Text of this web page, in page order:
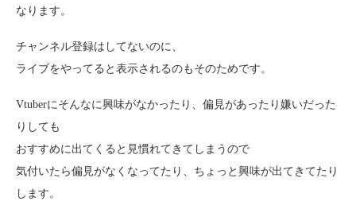
なります。
チャンネル登録はしてないのに、
ライブをやってると表示されるのもそのためです。
Vtuberにそんなに興味がなかったり、偏見があったり嫌いだった
りしても
おすすめに出てくると見慣れてきてしまうので
気付いたら偏見がなくなってたり、ちょっと興味が出てきてたり
します。